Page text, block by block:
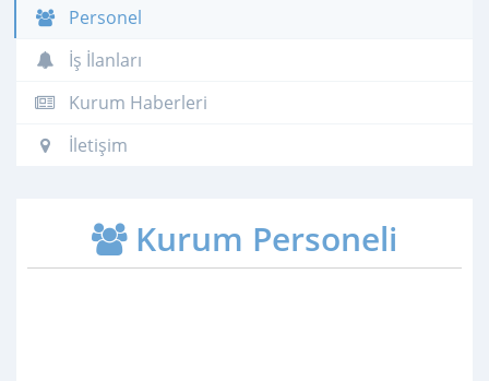
Personel
İş İlanları
Kurum Haberleri
İletişim
Kurum Personeli